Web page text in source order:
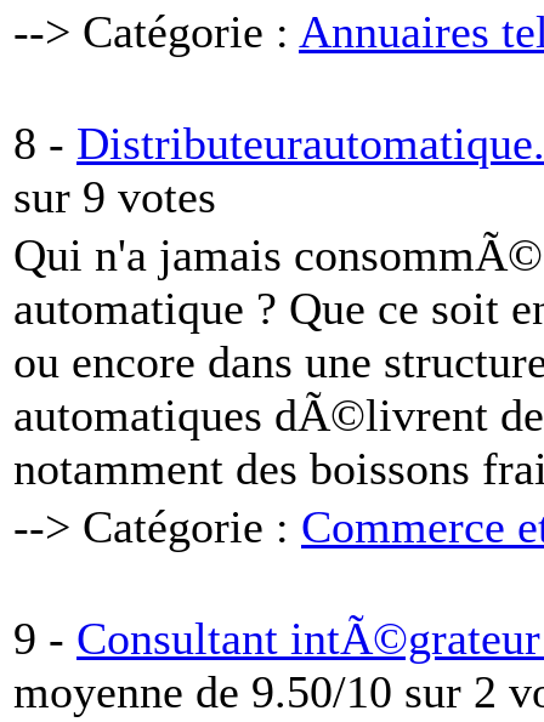
--> Catégorie : Annuaires
8 -
sur 9 votes
Qui n'a jamais
automatique ? Que ce soit
ou encore dans une
automatiques dÃ©livrent
notamment des boissons
--> Catégorie : Commerce
9 - Consultant
moyenne de 9.50/10 sur 2